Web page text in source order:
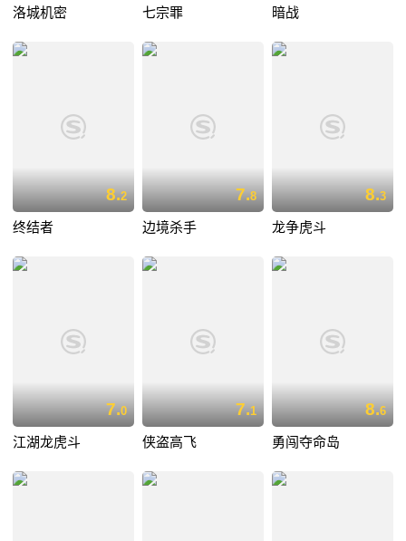
洛城机密 七宗罪 暗战
8.2
终结者
7.8
边境杀手
8.3
龙争虎斗
7.0
江湖龙虎斗
7.1
侠盗高飞
8.6
勇闯夺命岛